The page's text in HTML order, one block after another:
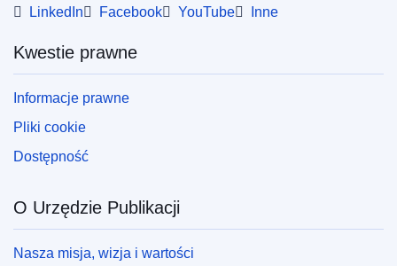
LinkedIn Facebook YouTube Inne
Kwestie prawne
Informacje prawne
Pliki cookie
Dostępność
O Urzędzie Publikacji
Nasza misja, wizja i wartości